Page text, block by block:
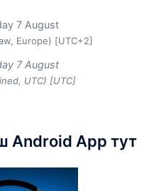
7 August
Europe) [UTC+2]
7 August
UTC) [UTC]
Android App тут